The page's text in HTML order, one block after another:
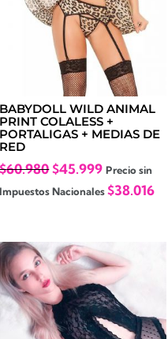
BABYDOLL WILD ANIMAL
PRINT COLALESS +
PORTALIGAS + MEDIAS DE
RED
$60.980El
precio
$60.980.
$45.999El
precio
$45.999.
Precio sin
Impuestos Nacionales$38.016